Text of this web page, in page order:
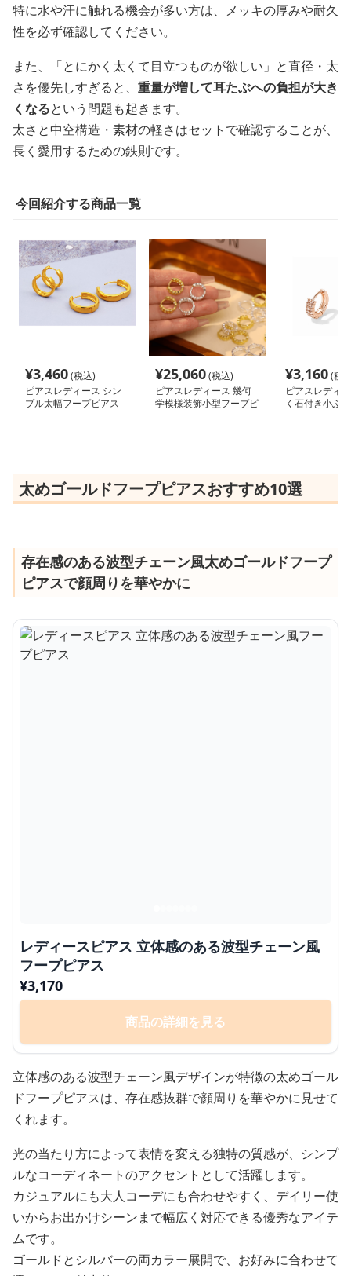
特に水や汗に触れる機会が多い方は、メッキの厚みや耐久
性を必ず確認してください。
また、「とにかく太くて目立つものが欲しい」と直径・太
さを優先しすぎると、 重量が増して耳たぶへの負担が大き
くなるという問題も起きます。
太さと中空構造・素材の軽さはセットで確認することが、
長く愛用するための鉄則です。
今回紹介する商品一覧
¥3,460(税込)
ピアスレディース シン
プル太幅フープピアス
¥25,060(税込)
ピアスレディース 幾何
学模様装飾小型フープピ
¥3,160(税
ピアスレディ
く石付き小ぶ
太めゴールドフープピアスおすすめ10選
存在感のある波型チェーン風太めゴールドフープ
ピアスで顔周りを華やかに
レディースピアス 立体感のある波型チェーン風
フープピアス
¥3,170
商品の詳細を見る
立体感のある波型チェーン風デザインが特徴の太めゴール
ドフープピアスは、存在感抜群で顔周りを華やかに見せて
くれます。
光の当たり方によって表情を変える独特の質感が、シンプ
ルなコーディネートのアクセントとして活躍します。
カジュアルにも大人コーデにも合わせやすく、デイリー使
いからお出かけシーンまで幅広く対応できる優秀なアイテ
ムです。
ゴールドとシルバーの両カラー展開で、お好みに合わせて